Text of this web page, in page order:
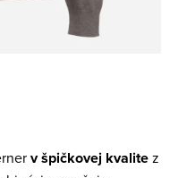
v špičkovej kvalitez